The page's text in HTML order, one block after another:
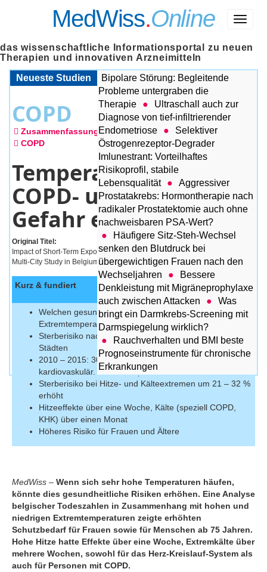
Menü
MedWiss.Online
das wissenschaftliche Informationsportal zu neuen
Therapien und innovativen Arzneimitteln
Neueste Studien
Bipolare Störung: Begleitende
Probleme untergraben die
Therapie
Ultraschall auch zur
Diagnose von tief-infiltrierender
Endometriose
Selektiver
Östrogenrezeptor-Degrader
Imlunestrant: Vorteilhaftes
Risikoprofil, stabile
Lebensqualität
Aggressiver
Prostatakrebs: Hormontherapie nach
radikaler Prostatektomie auch ohne
nachweisbaren PSA-Wert?
Häufigere Sitz-Steh-Wechsel
senken den Blutdruck bei
übergewichtigen Frauen nach den
Wechseljahren
Bessere
Denkleistung mit Migräneprophylaxe
auch zwischen Attacken
Was
bringt ein Darmkrebs-Screening mit
Darmspiegelung wirklich?
Rauchverhalten und BMI beste
Prognoseinstrumente für chronische
Erkrankungen
COPD
Zusammenfassungen
COPD
Temperaturextreme:
COPD- und KHK-
Gefahr erhöht
Original Titel:
Impact of Short-Term Exposure to Extreme Temperatures on Mortality: A
Multi-City Study in Belgium
Kurz & fundiert
Welchen gesundheitlichen Einfluss haben
Extremtemperaturen?
Sterberisiko nach Hitze oder Kälte in 9 belgischen
Städten
2010 – 2015: 307 859 Todesfälle; 29,7 %
kardiovaskulär, 11,2 % respiratorisch
Sterberisiko bei Hitze- und Kälteextremen um 21 – 32 %
erhöht
Hitzeeffekte über eine Woche, Kälte (speziell COPD,
KHK) über einen Monat
Höheres Risiko für Frauen und Ältere
MedWiss – Wenn sich sehr hohe Temperaturen häufen,
könnte dies gesundheitliche Risiken erhöhen. Eine Analyse
belgischer Todeszahlen in Zusammenhang mit hohen und
niedrigen Extremtemperaturen zeigte erhöhten
Schutzbedarf für Frauen sowie für Menschen ab 75 Jahren.
Hohe Hitze hatte Effekte über eine Woche, Extremkälte über
mehrere Wochen, sowohl für das Herz-Kreislauf-System als
auch für Personen mit COPD.